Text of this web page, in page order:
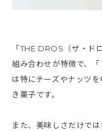
「THE DROS（ザ・ド
組み合わせが特徴で、
は特にチーズやナッツ
き菓子です。
また、美味しさだけで